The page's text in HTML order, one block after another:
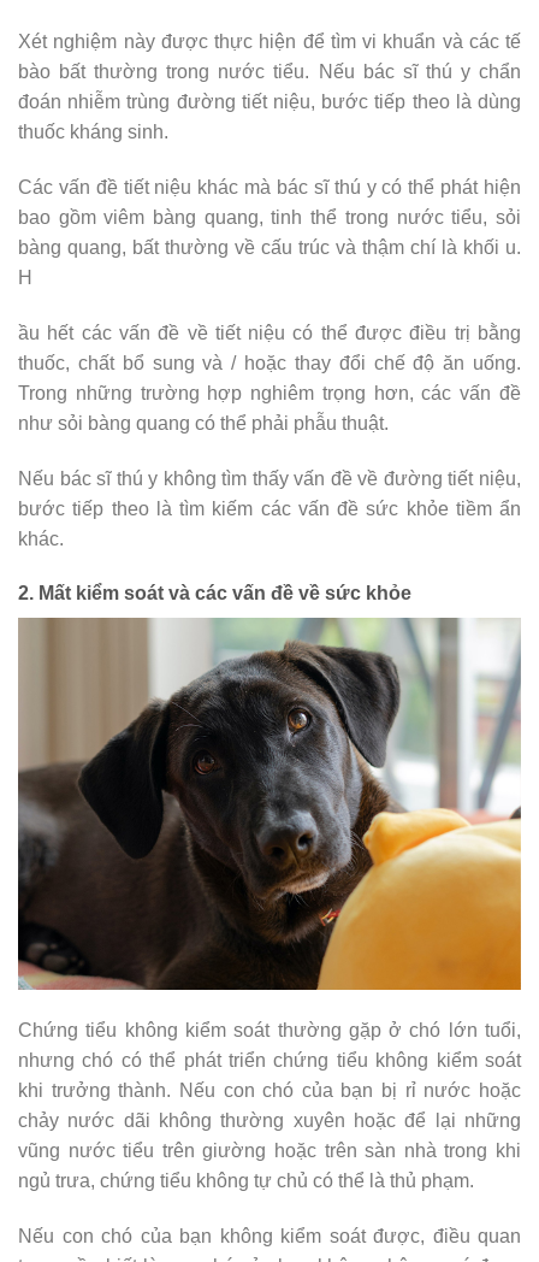
Xét nghiệm này được thực hiện để tìm vi khuẩn và các tế
bào bất thường trong nước tiểu. Nếu bác sĩ thú y chẩn
đoán nhiễm trùng đường tiết niệu, bước tiếp theo là dùng
thuốc kháng sinh.
Các vấn đề tiết niệu khác mà bác sĩ thú y có thể phát hiện
bao gồm viêm bàng quang, tinh thể trong nước tiểu, sỏi
bàng quang, bất thường về cấu trúc và thậm chí là khối u.
H
ầu hết các vấn đề về tiết niệu có thể được điều trị bằng
thuốc, chất bổ sung và / hoặc thay đổi chế độ ăn uống.
Trong những trường hợp nghiêm trọng hơn, các vấn đề
như sỏi bàng quang có thể phải phẫu thuật.
Nếu bác sĩ thú y không tìm thấy vấn đề về đường tiết niệu,
bước tiếp theo là tìm kiếm các vấn đề sức khỏe tiềm ẩn
khác.
2. Mất kiểm soát và các vấn đề về sức khỏe
Chứng tiểu không kiểm soát thường gặp ở chó lớn tuổi,
nhưng chó có thể phát triển chứng tiểu không kiểm soát
khi trưởng thành. Nếu con chó của bạn bị rỉ nước hoặc
chảy nước dãi không thường xuyên hoặc để lại những
vũng nước tiểu trên giường hoặc trên sàn nhà trong khi
ngủ trưa, chứng tiểu không tự chủ có thể là thủ phạm.
Nếu con chó của bạn không kiểm soát được, điều quan